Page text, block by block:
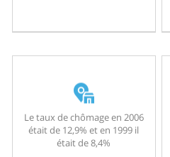
Le taux de chômage en 2006
était de 12,9% et en 1999 il
était de 8,4%